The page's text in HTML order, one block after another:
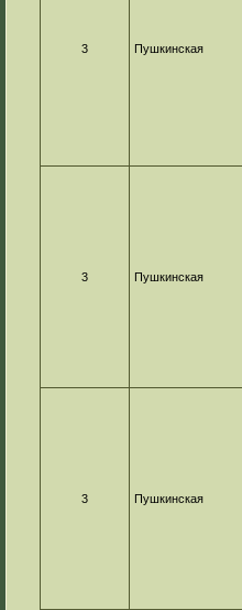
3 Пушкинская
3 Пушкинская
3 Пушкинская